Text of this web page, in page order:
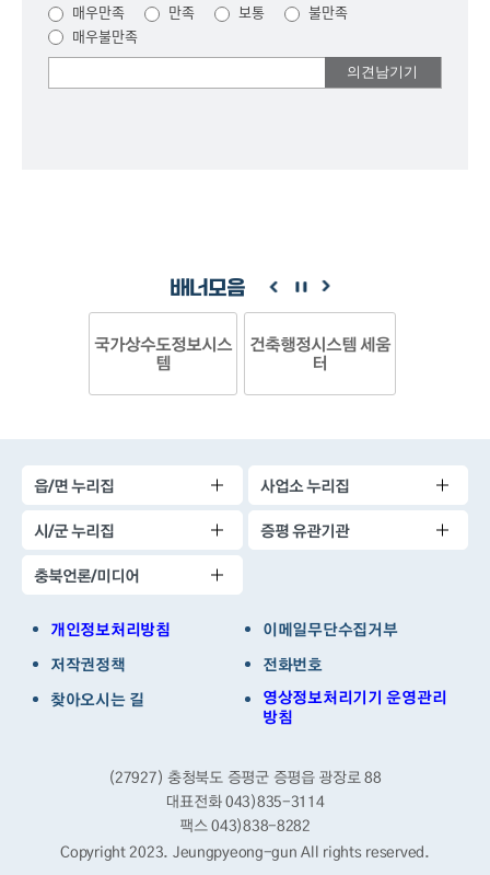
매우만족 만족 보통
불만족
매우불만족
의견을
배너모음
국가상수도정보시스
템
건축행정시스템 세움
터
읍/면 누리집
사업소 누리집
시/군 누리집
증평 유관기관
충북언론/미디어
개인정보처리방침
이메일무단수집거부
저작권정책
전화번호
찾아오시는 길
영상정보처리기기 운영관리
방침
(27927) 충청북도 증평군 증평읍 광장로 88
대표전화 043)835-3114
팩스 043)838-8282
Copyright 2023. Jeungpyeong-gunAll rights reserved.